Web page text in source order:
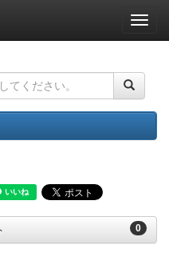
ナ
ビ
ー
ョ
ン
0